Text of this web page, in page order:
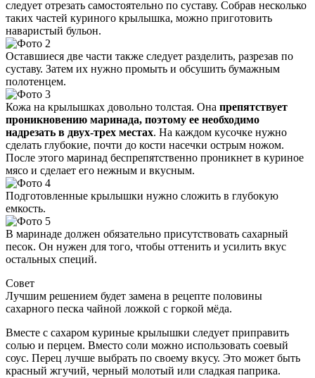
следует отрезать самостоятельно по суставу. Собрав несколько
таких частей куриного крылышка, можно приготовить
наваристый бульон.
Оставшиеся две части также следует разделить, разрезав по
суставу. Затем их нужно промыть и обсушить бумажным
полотенцем.
Кожа на крылышках довольно толстая. Она препятствует
проникновению маринада, поэтому ее необходимо
надрезать в двух-трех местах. На каждом кусочке нужно
сделать глубокие, почти до кости насечки острым ножом.
После этого маринад беспрепятственно проникнет в куриное
мясо и сделает его нежным и вкусным.
Подготовленные крылышки нужно сложить в глубокую
емкость.
В маринаде должен обязательно присутствовать сахарный
песок. Он нужен для того, чтобы оттенить и усилить вкус
остальных специй.
Совет
Лучшим решением будет замена в рецепте половины
сахарного песка чайной ложкой с горкой мёда.
Вместе с сахаром куриные крылышки следует приправить
солью и перцем. Вместо соли можно использовать соевый
соус. Перец лучше выбрать по своему вкусу. Это может быть
красный жгучий, черный молотый или сладкая паприка.